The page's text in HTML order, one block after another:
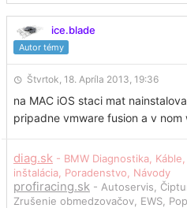
ice.blade
Autor témy
Štvrtok, 18. Apríla 2013, 19:36
na MAC iOS staci mat
pripadne vmware fusion a v nom
diag.sk - BMW Diagnostika,
inštalácia, Poradenstvo, Návody
profiracing.sk - Autoservis,
Zrušenie obmedzovačov, EWS,